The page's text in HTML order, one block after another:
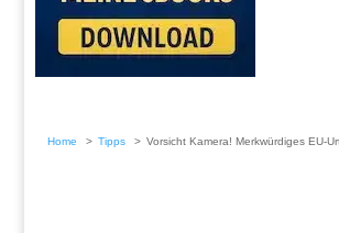
Home Tipps Vorsicht Kamera! Merkwürdiges EU-